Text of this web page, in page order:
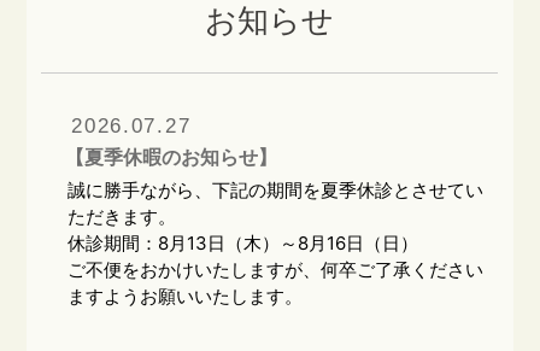
全ての行動は“患者様のため”を基準にしまし
ょう。
患者様の立場に立って、自分だったら何をし
て欲しいを考える。そうすることによって信
頼を得られ、ファンになってもらうことがで
お知らせ
2026.07.27
【夏季休暇のお知らせ】
誠に勝手ながら、下記の期間を夏季休診とさせてい
ただきます。
休診期間：8月13日（木）～8月16日（日）
ご不便をおかけいたしますが、何卒ご了承ください
ますようお願いいたします。